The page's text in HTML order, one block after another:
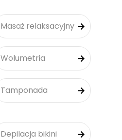
Masaż relaksacyjny
Wolumetria
Tamponada
Depilacja bikini